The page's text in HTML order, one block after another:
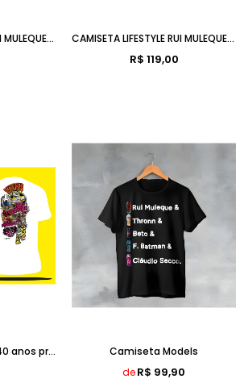
CAMISETA LIFESTYLE RUI MULEQUE STAGE I CAMISETA LIFESTYLE RUI MULEQUE STAGE V
R$ 119,00
Camiseta Lifestyule 40 anos pro-models
Camiseta Models
deR$ 99,90